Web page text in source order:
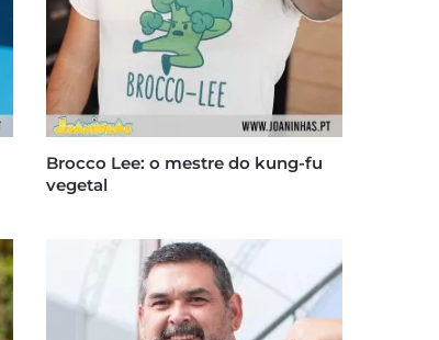
Brocco Lee: o mestre do kung-fu
vegetal